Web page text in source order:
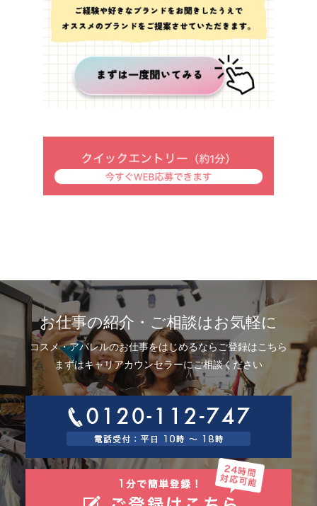
お仕事の紹介・ご相談はお気軽に
コスメ・アパレルのお仕事をはじめるならご登録はこちら
まずはキャリアカウンセラーにご相談ください